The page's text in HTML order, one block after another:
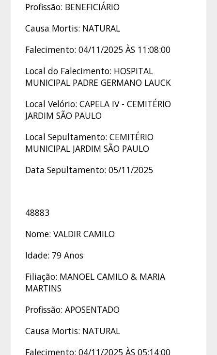
Profissão: BENEFICIÁRIO
Causa Mortis: NATURAL
Falecimento: 04/11/2025 ÀS 11:08:00
Local do Falecimento: HOSPITAL
MUNICIPAL PADRE GERMANO LAUCK
Local Velório: CAPELA IV - CEMITÉRIO
JARDIM SÃO PAULO
Local Sepultamento: CEMITÉRIO
MUNICIPAL JARDIM SÃO PAULO
Data Sepultamento: 05/11/2025
48883
Nome: VALDIR CAMILO
Idade: 79 Anos
Filiação: MANOEL CAMILO & MARIA
MARTINS
Profissão: APOSENTADO
Causa Mortis: NATURAL
Falecimento: 04/11/2025 ÀS 05:14:00